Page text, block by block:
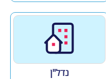
נדל"ן